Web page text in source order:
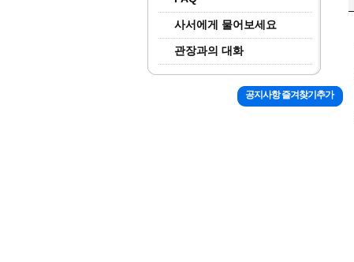
사서에게 물어보세요
관장과의 대화
공지사항 즐겨찾기추가